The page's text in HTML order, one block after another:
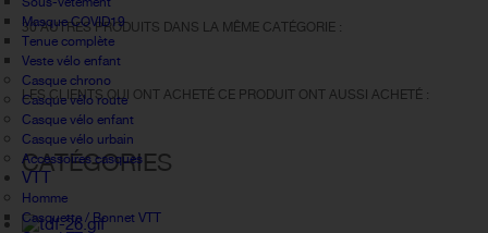
Masque COVID19
Tenue complète
Veste vélo enfant
Casque chrono
Casque vélo route
Casque vélo enfant
Casque vélo urbain
Accessoires casques
VTT
Homme
Casquette / Bonnet VTT
30 AUTRES PRODUITS DANS LA MÊME CATÉGORIE :
LES CLIENTS QUI ONT ACHETÉ CE PRODUIT ONT AUSSI ACHETÉ :
CATÉGORIES